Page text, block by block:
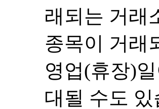
래되는 거래
종목이 거래
영업(휴장)
대될 수도 있